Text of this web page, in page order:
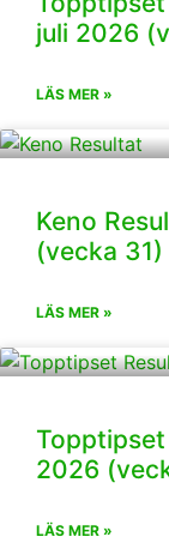
juli 2026
LÄS MER »
Keno
(vecka 31)
LÄS MER »
2026
LÄS MER »